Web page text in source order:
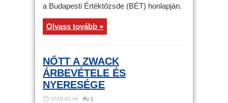
a Budapesti Értéktőzsde (BÉT) honlapján.
Olvass tovább »
NŐTT A ZWACK
ÁRBEVÉTELE ÉS
NYERESÉGE
2019-02-06 0